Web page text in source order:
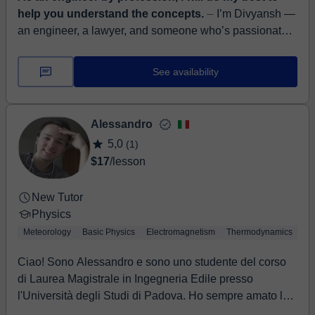
help you understand the concepts. ⏤ I’m Divyansh —
an engineer, a lawyer, and someone who’s passionate
fun. My mix of technical and...
See availability
Alessandro
5,0 (1)
$17/lesson
New Tutor
Physics
Meteorology Basic Physics Electromagnetism Thermodynamics
Ciao! Sono Alessandro e sono uno studente del corso
di Laurea Magistrale in Ingegneria Edile presso
l'Università degli Studi di Padova. Ho sempre amato le